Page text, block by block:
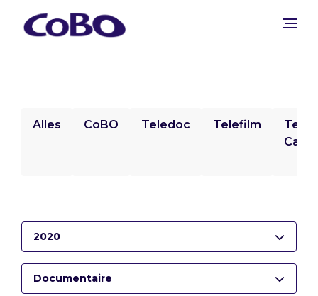
Alles CoBO Teledoc Telefilm
2020
Documentaire